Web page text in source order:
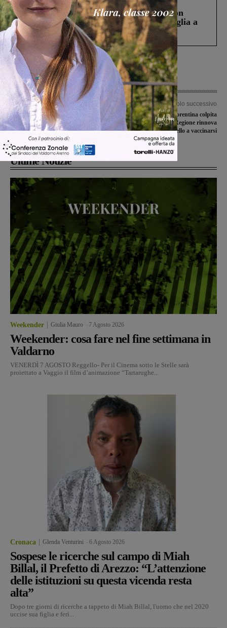
Scomparso da una struttura di Castiglion
Fiorentino l’uomo che aveva ucciso la figlia a
Levane nel 2020
Articolo precedente
La Misericordia festeggia i 200 anni
della fondazione. Tre giorni di eventi e
l’inaugurazione di un nuovo mezzo
Articolo successivo
Migliora la 35enne fiorentina colpita
da meningite, ma la Regione rinnova
l’appello a vaccinarsi
Ultime Notizie
Weekender Giulia Mauro 7 Agosto 2026
Weekender: cosa fare nel fine settimana in
Valdarno
VENERDÌ 7 AGOSTO Reggello- Per il Cinema sotto le Stelle sarà
proiettato a Vaggio il film d’animazione “Tartarughe...
Cronaca Glenda Venturini 6 Agosto 2026
Sospese le ricerche sul campo di Miah
Billal, il Prefetto di Arezzo: “L’attenzione
delle istituzioni su questa vicenda resta
alta”
Dopo tre giorni di ricerche a tappeto di Miah Billal, l'uomo che nel 2020
uccise sua figlia e ferì...